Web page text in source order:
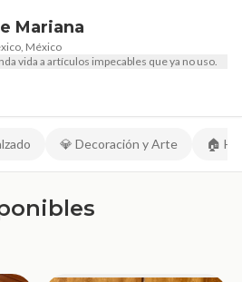
Mariana
México
vida a artículos impecables que ya no uso.
💎 Decoración y Arte 🏠